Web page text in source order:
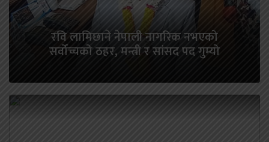
रवि लामिछाने नेपाली नागरिक नभएको
सर्वोच्चको ठहर, मन्त्री र सांसद पद गुम्यो